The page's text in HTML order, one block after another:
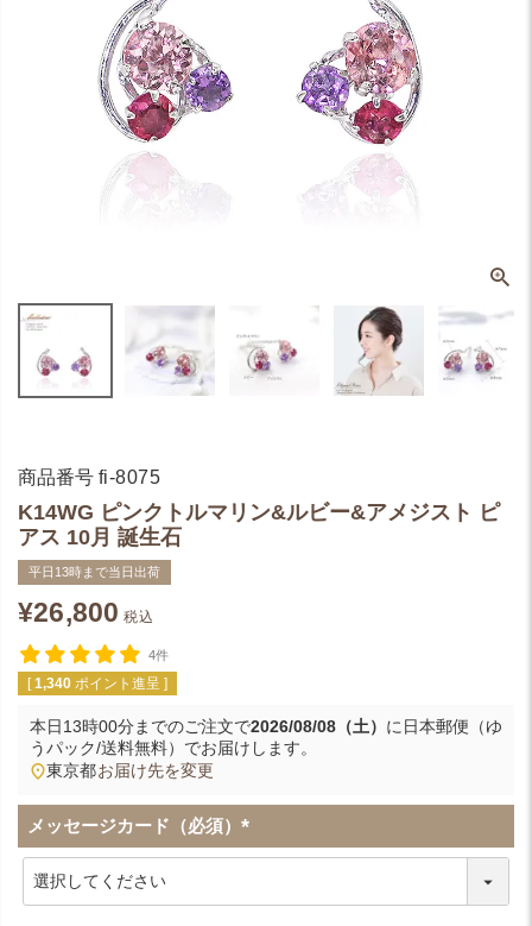
商品番号 fi-8075
K14WG ピンクトルマリン&ルビー&アメジスト ピ
アス 10月 誕生石
平日13時まで当日出荷
¥26,800 税込
4件
[ 1,340 ポイント進呈 ]
本日13時00分までのご注文で2026/08/08（土） に 日本郵便（ゆ
うパック/送料無料） でお届けします。
東京都お届け先を変更
メッセージカード（必須）
(